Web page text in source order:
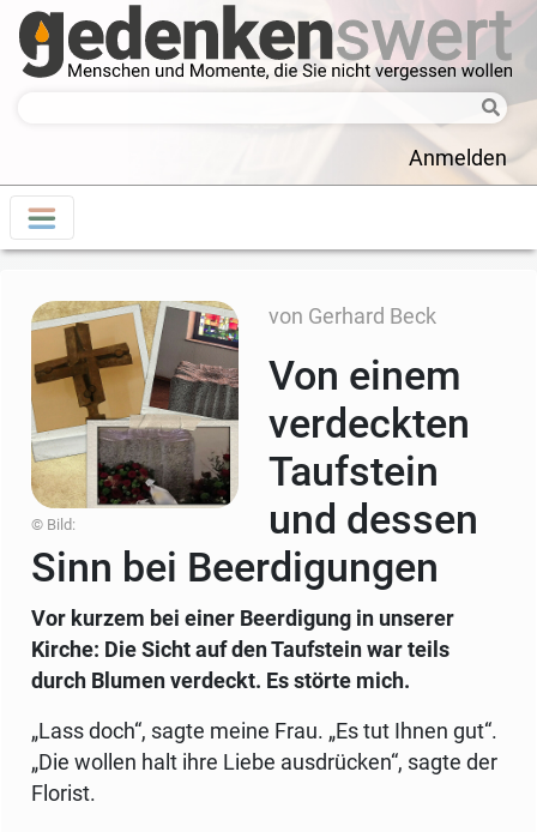
Anmelden
© Bild:
von Gerhard Beck
Von einem
verdeckten
Taufstein
und dessen
Sinn bei Beerdigungen
Vor kurzem bei einer Beerdigung in unserer
Kirche: Die Sicht auf den Taufstein war teils
durch Blumen verdeckt. Es störte mich.
„Lass doch“, sagte meine Frau. „Es tut Ihnen gut“.
„Die wollen halt ihre Liebe ausdrücken“, sagte der
Florist.